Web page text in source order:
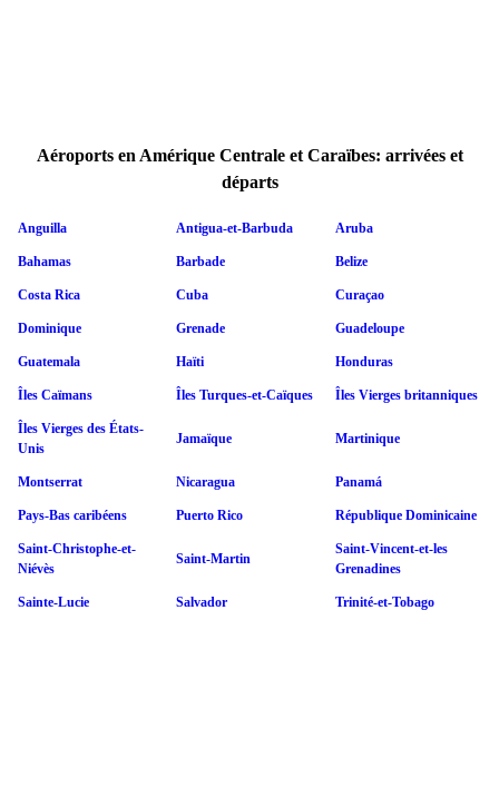
Aéroports en Amérique Centrale et Caraïbes: arrivées et
départs
Anguilla Antigua-et-Barbuda Aruba
Bahamas Barbade Belize
Costa Rica Cuba Curaçao
Dominique Grenade Guadeloupe
Guatemala Haïti Honduras
Îles Caïmans Îles Turques-et-Caïques Îles Vierges britanniques
Îles Vierges des États-
Unis
Jamaïque Martinique
Montserrat Nicaragua Panamá
Pays-Bas caribéens Puerto Rico République Dominicaine
Saint-Christophe-et-
Niévès
Saint-Martin
Saint-Vincent-et-les
Grenadines
Sainte-Lucie Salvador Trinité-et-Tobago